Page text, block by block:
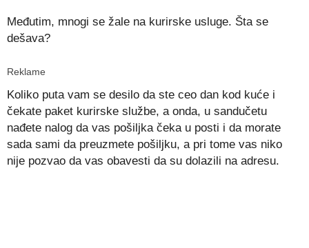
Međutim, mnogi se žale na kurirske usluge. Šta se
dešava?
Reklame
Koliko puta vam se desilo da ste ceo dan kod kuće i
čekate paket kurirske službe, a onda, u sandučetu
nađete nalog da vas pošiljka čeka u posti i da morate
sada sami da preuzmete pošiljku, a pri tome vas niko
nije pozvao da vas obavesti da su dolazili na adresu.